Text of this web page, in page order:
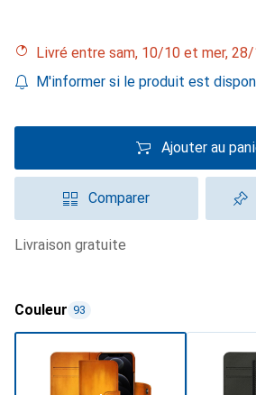
Livré entre sam, 10/10 et mer,
M'informer si le produit est
Ajouter au
Comparer
livraison gratuite
Couleur 93